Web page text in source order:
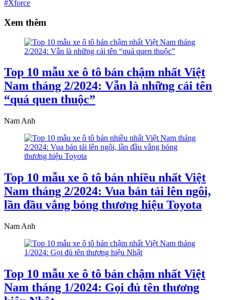
#Xforce
Xem thêm
Top 10 mẫu xe ô tô bán chậm nhất Việt
Nam tháng 2/2024: Vẫn là những cái tên
“quá quen thuộc”
Nam Anh
Top 10 mẫu xe ô tô bán nhiều nhất Việt
Nam tháng 2/2024: Vua bán tải lên ngôi,
lần đầu vắng bóng thương hiệu Toyota
Nam Anh
Top 10 mẫu xe ô tô bán chậm nhất Việt
Nam tháng 1/2024: Gọi đủ tên thương